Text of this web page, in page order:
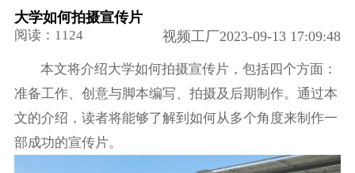
大学如何拍摄宣传片
阅读：1124 视频工厂2023-09-13 17:09:48
本文将介绍大学如何拍摄宣传片，包括四个方面：
准备工作、创意与脚本编写、拍摄及后期制作。通过本
文的介绍，读者将能够了解到如何从多个角度来制作一
部成功的宣传片。